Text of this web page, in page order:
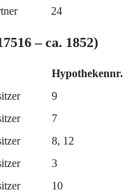
24
– ca. 1852)
Hypothekennr.
9
7
8, 12
3
10